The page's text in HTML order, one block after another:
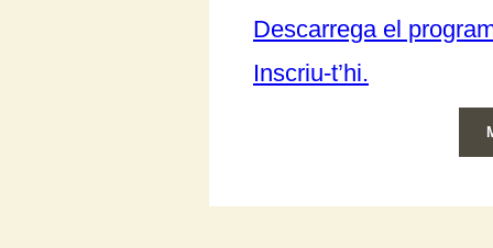
Descarrega el
Inscriu-t’hi.